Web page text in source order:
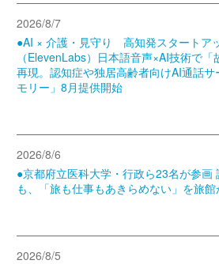
2026/8/7
●AI × 介護・見守り 高知発スタートア
（ElevenLabs）日本語音声×AI技術で
再現。認知症や独居高齢者向けAI通話サ
モリー」8月提供開始
2026/8/6
●京都府立医科大学・行政ら23名が参画
も、「旅も仕事もあきらめない」を旅館
2026/8/5